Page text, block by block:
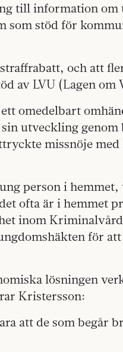
till information
stöd för
och att
av LVU (Lagen om
omedelbart
utveckling
missnöje med
person i
ofta är i hemmet
inom
för
lösningen
Kristersson:
att de som begår